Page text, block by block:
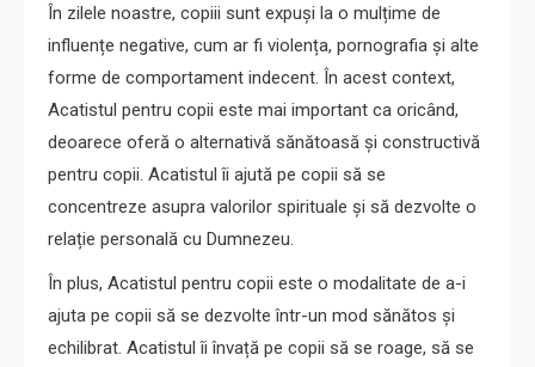
În zilele noastre, copiii sunt expuși la o mulțime de
influențe negative, cum ar fi violența, pornografia și alte
forme de comportament indecent. În acest context,
Acatistul pentru copii este mai important ca oricând,
deoarece oferă o alternativă sănătoasă și constructivă
pentru copii. Acatistul îi ajută pe copii să se
concentreze asupra valorilor spirituale și să dezvolte o
relație personală cu Dumnezeu.
În plus, Acatistul pentru copii este o modalitate de a-i
ajuta pe copii să se dezvolte într-un mod sănătos și
echilibrat. Acatistul îi învață pe copii să se roage, să se